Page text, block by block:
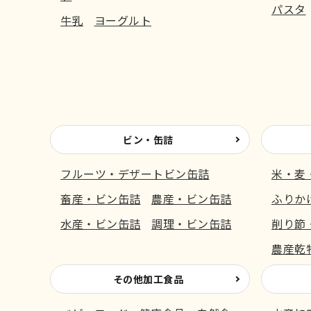
牛乳
ヨーグルト
パスタ
ビン・缶詰
フルーツ・デザートビン缶詰
畜産・ビン缶詰
農産・ビン缶詰
水産・ビン缶詰
調理・ビン缶詰
米・麦
ふりか
削り節
農産乾
その他加工食品